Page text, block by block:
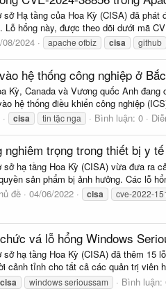
Hạ tầng của Hoa Kỳ (CISA) đã
Lỗ hổng này, được theo dõi dưới mã
08/2024 apache ofbiz cisa github
hệ thống công nghiệp ở
Kỳ, Canada và Vương quốc Anh
hệ thống điều khiển công nghiệp
cisa tin tặc nga Bình luận: 0
nghiêm trọng trong thiết bị y
sở hạ tầng Hoa Kỳ (CISA) vừa đưa ra
sản phẩm bị ảnh hưởng. Các lỗ
đề 04/06/2022 cisa cve-2022-
vá lỗ hổng Windows
sở hạ tầng Hoa Kỳ (CISA) đã thêm
cảnh tỉnh cho tất cả các quản trị viên
cisa windows serioussam Bình luận: